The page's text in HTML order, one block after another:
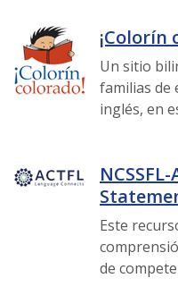
¡Colorín
Un sitio
familias de
inglés, en
Este
de